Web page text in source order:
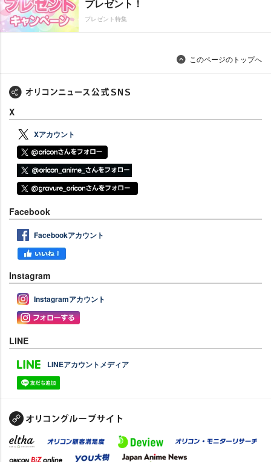
プレゼント！
プレゼント特集
このページのトップへ
X
Xアカウント
Facebook
Facebookアカウント
Instagram
Instagramアカウント
LINE
LINEアカウントメディア